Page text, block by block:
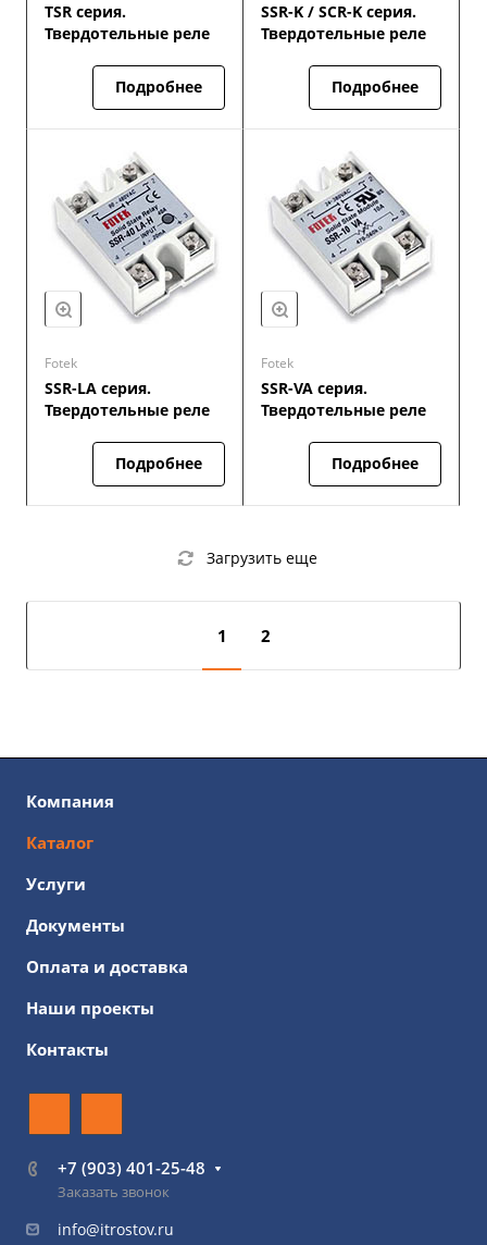
TSR серия.
Твердотельные реле
Подробнее
SSR-K / SCR-K серия.
Твердотельные реле
Подробнее
Fotek
SSR-LA серия.
Твердотельные реле
Подробнее
Fotek
SSR-VA серия.
Твердотельные реле
Подробнее
Загрузить еще
1 2
Компания
Каталог
Услуги
Документы
Оплата и доставка
Наши проекты
Контакты
+7 (903) 401-25-48
Заказать звонок
info@itrostov.ru